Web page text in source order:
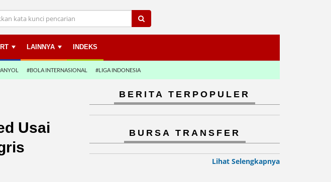
LAINNYA INDEKS
#BOLA INTERNASIONAL #LIGA INDONESIA
Usai
BERITA TERPOPULER
BURSA TRANSFER
Lihat Selengkapnya